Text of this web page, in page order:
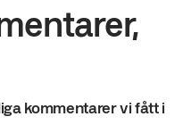
kommentarer vi fått i